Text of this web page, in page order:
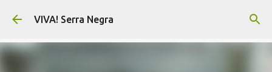
Pular para o conteúdo principal
VIVA! Serra Negra